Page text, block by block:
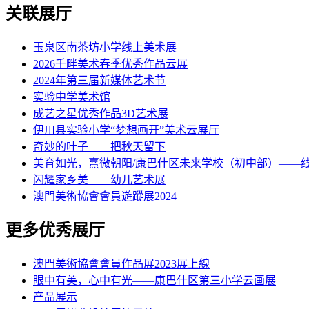
关联展厅
玉泉区南茶坊小学线上美术展
2026千畔美术春季优秀作品云展
2024年第三届新媒体艺术节
实验中学美术馆
成艺之星优秀作品3D艺术展
伊川县实验小学“梦想画开”美术云展厅
奇妙的叶子——把秋天留下
美育如光，熹微朝阳/康巴什区未来学校（初中部）——
闪耀家乡美——幼儿艺术展
澳門美術協會會員遊蹤展2024
更多优秀展厅
澳門美術協會會員作品展2023展上線
眼中有美，心中有光——康巴什区第三小学云画展
产品展示